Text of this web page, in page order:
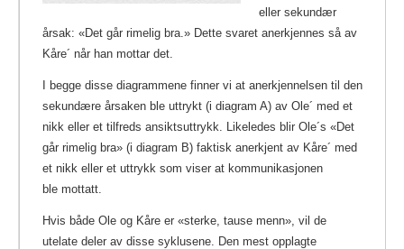
eller sekundær
årsak: «Det går rimelig bra.» Dette svaret anerkjennes så av
Kåre´ når han mottar det.
I begge disse diagrammene finner vi at anerkjennelsen til den
sekundære årsaken ble uttrykt (i diagram A) av Ole´ med et
nikk eller et tilfreds ansiktsuttrykk. Likeledes blir Ole´s «Det
går rimelig bra» (i diagram B) faktisk anerkjent av Kåre´ med
et nikk eller et uttrykk som viser at kommunikasjonen
ble mottatt.
Hvis både Ole og Kåre er «sterke, tause menn», vil de
utelate deler av disse syklusene. Den mest opplagte